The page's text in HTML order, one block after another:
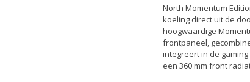
North Momentum
koeling direct uit de
hoogwaardige
frontpaneel,
integreert in de
een 360 mm front